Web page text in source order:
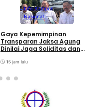
Info Kampus
Nasional
Gaya Kepemimpinan
Transparan Jaksa Agung
Dinilai Jaga Soliditas dan
Adhyaksa
15 jam lalu